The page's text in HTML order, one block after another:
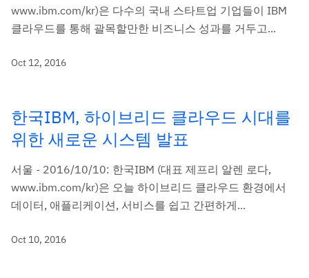
www.ibm.com/kr)은 다수의 국내 스타트업 기업들이 IBM
클라우드를 통해 괄목할만한 비즈니스 성과를 거두고...
Oct 12, 2016
한국IBM, 하이브리드 클라우드 시대를
위한 새로운 시스템 발표
서울 - 2016/10/10: 한국IBM (대표 제프리 알렌 로다,
www.ibm.com/kr)은 오늘 하이브리드 클라우드 환경에서
데이터, 애플리케이션, 서비스를 쉽고 간편하게...
Oct 10, 2016